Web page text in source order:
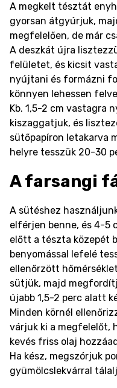
A megkelt tésztát
gyorsan átgyúrjuk,
megfelelően, de már
A deszkát újra
felületet, és kicsit
nyújtani és formázni
könnyen lehessen
Kb. 1,5-2 cm vastagra
kiszaggatjuk, és
sütőpapíron letakarva
helyre tesszük 20-30
A farsangi
A sütéshez
elférjen benne, és 4-5
előtt a tészta közepét
benyomással lefelé
ellenőrzött
sütjük, majd
újabb 1,5-2 perc alatt
Minden körnél
várjuk ki a megfelelőt,
kevés friss olaj
Ha kész, megszórjuk
gyümölcslekvárral